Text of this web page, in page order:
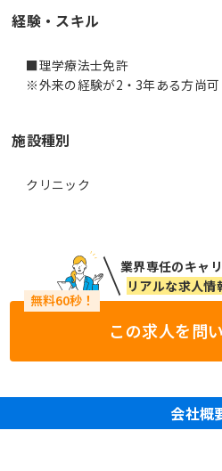
経験・スキル
■理学療法士免許
※外来の経験が2・3年ある方尚可
施設種別
クリニック
業界専任のキャ
リアルな求人情
この求人を問
会社概